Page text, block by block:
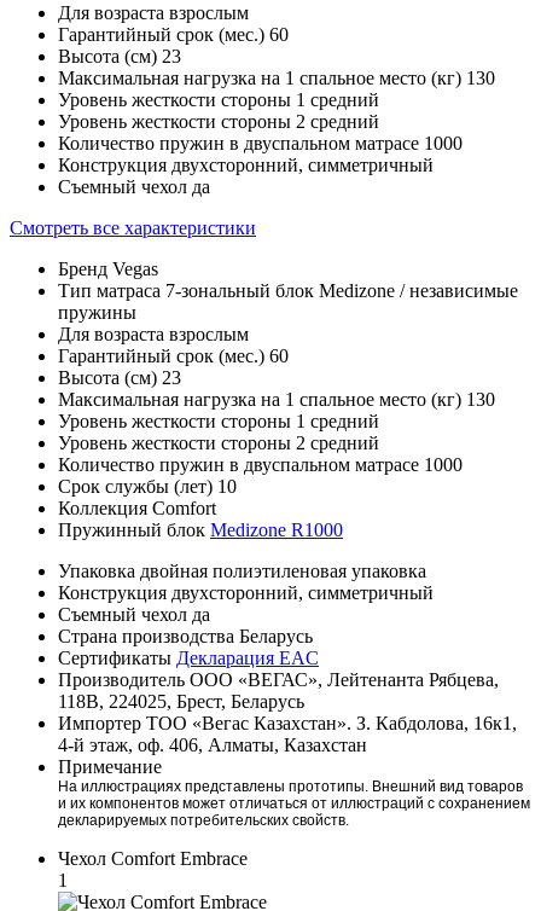
Для возраста взрослым
Гарантийный срок (мес.) 60
Высота (см) 23
Максимальная нагрузка на 1 спальное место (кг) 130
Уровень жесткости стороны 1 средний
Уровень жесткости стороны 2 средний
Количество пружин в двуспальном матрасе 1000
Конструкция двухсторонний, симметричный
Съемный чехол да
Смотреть все характеристики
Бренд Vegas
Тип матраса 7-зональный блок Medizone / независимые
пружины
Для возраста взрослым
Гарантийный срок (мес.) 60
Высота (см) 23
Максимальная нагрузка на 1 спальное место (кг) 130
Уровень жесткости стороны 1 средний
Уровень жесткости стороны 2 средний
Количество пружин в двуспальном матрасе 1000
Срок службы (лет) 10
Коллекция Comfort
Пружинный блок Medizone R1000
Упаковка двойная полиэтиленовая упаковка
Конструкция двухсторонний, симметричный
Съемный чехол да
Страна производства Беларусь
Сертификаты Декларация EAC
Производитель ООО «ВЕГАС», Лейтенанта Рябцева,
118В, 224025, Брест, Беларусь
Импортер ТОО «Вегас Казахстан». З. Кабдолова, 16к1,
4-й этаж, оф. 406, Алматы, Казахстан
Примечание
На иллюстрациях представлены прототипы. Внешний вид товаров
и их компонентов может отличаться от иллюстраций с сохранением
декларируемых потребительских свойств.
Чехол Comfort Embrace
1